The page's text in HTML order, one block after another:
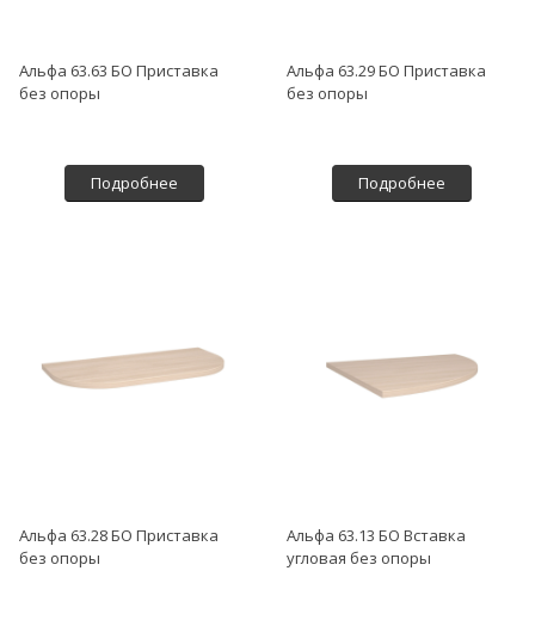
Альфа 63.63 БО Приставка
без опоры
Подробнее
Альфа 63.29 БО Приставка
без опоры
Подробнее
Альфа 63.28 БО Приставка
без опоры
Альфа 63.13 БО Вставка
угловая без опоры